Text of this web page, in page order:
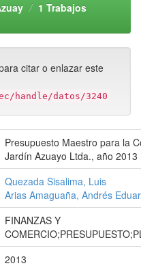
1 Trabajos
citar o enlazar este
handle/datos/3240
Presupuesto Maestro para la
Jardín Azuayo Ltda., año 2013
Quezada Sisalima, Luis
Arias Amaguaña, Andrés
FINANZAS Y
2013